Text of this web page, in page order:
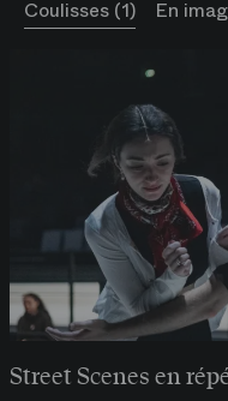
détenteurs des droits.
Coulisses (1) En
Street Scenes en